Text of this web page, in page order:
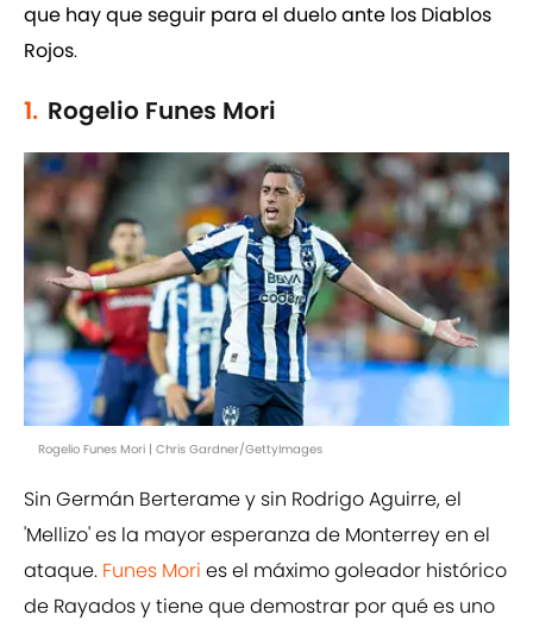
que hay que seguir para el duelo ante los Diablos
Rojos.
1. Rogelio Funes Mori
Rogelio Funes Mori | Chris Gardner/GettyImages
Sin Germán Berterame y sin Rodrigo Aguirre, el
'Mellizo' es la mayor esperanza de Monterrey en el
ataque. Funes Mori es el máximo goleador histórico
de Rayados y tiene que demostrar por qué es uno